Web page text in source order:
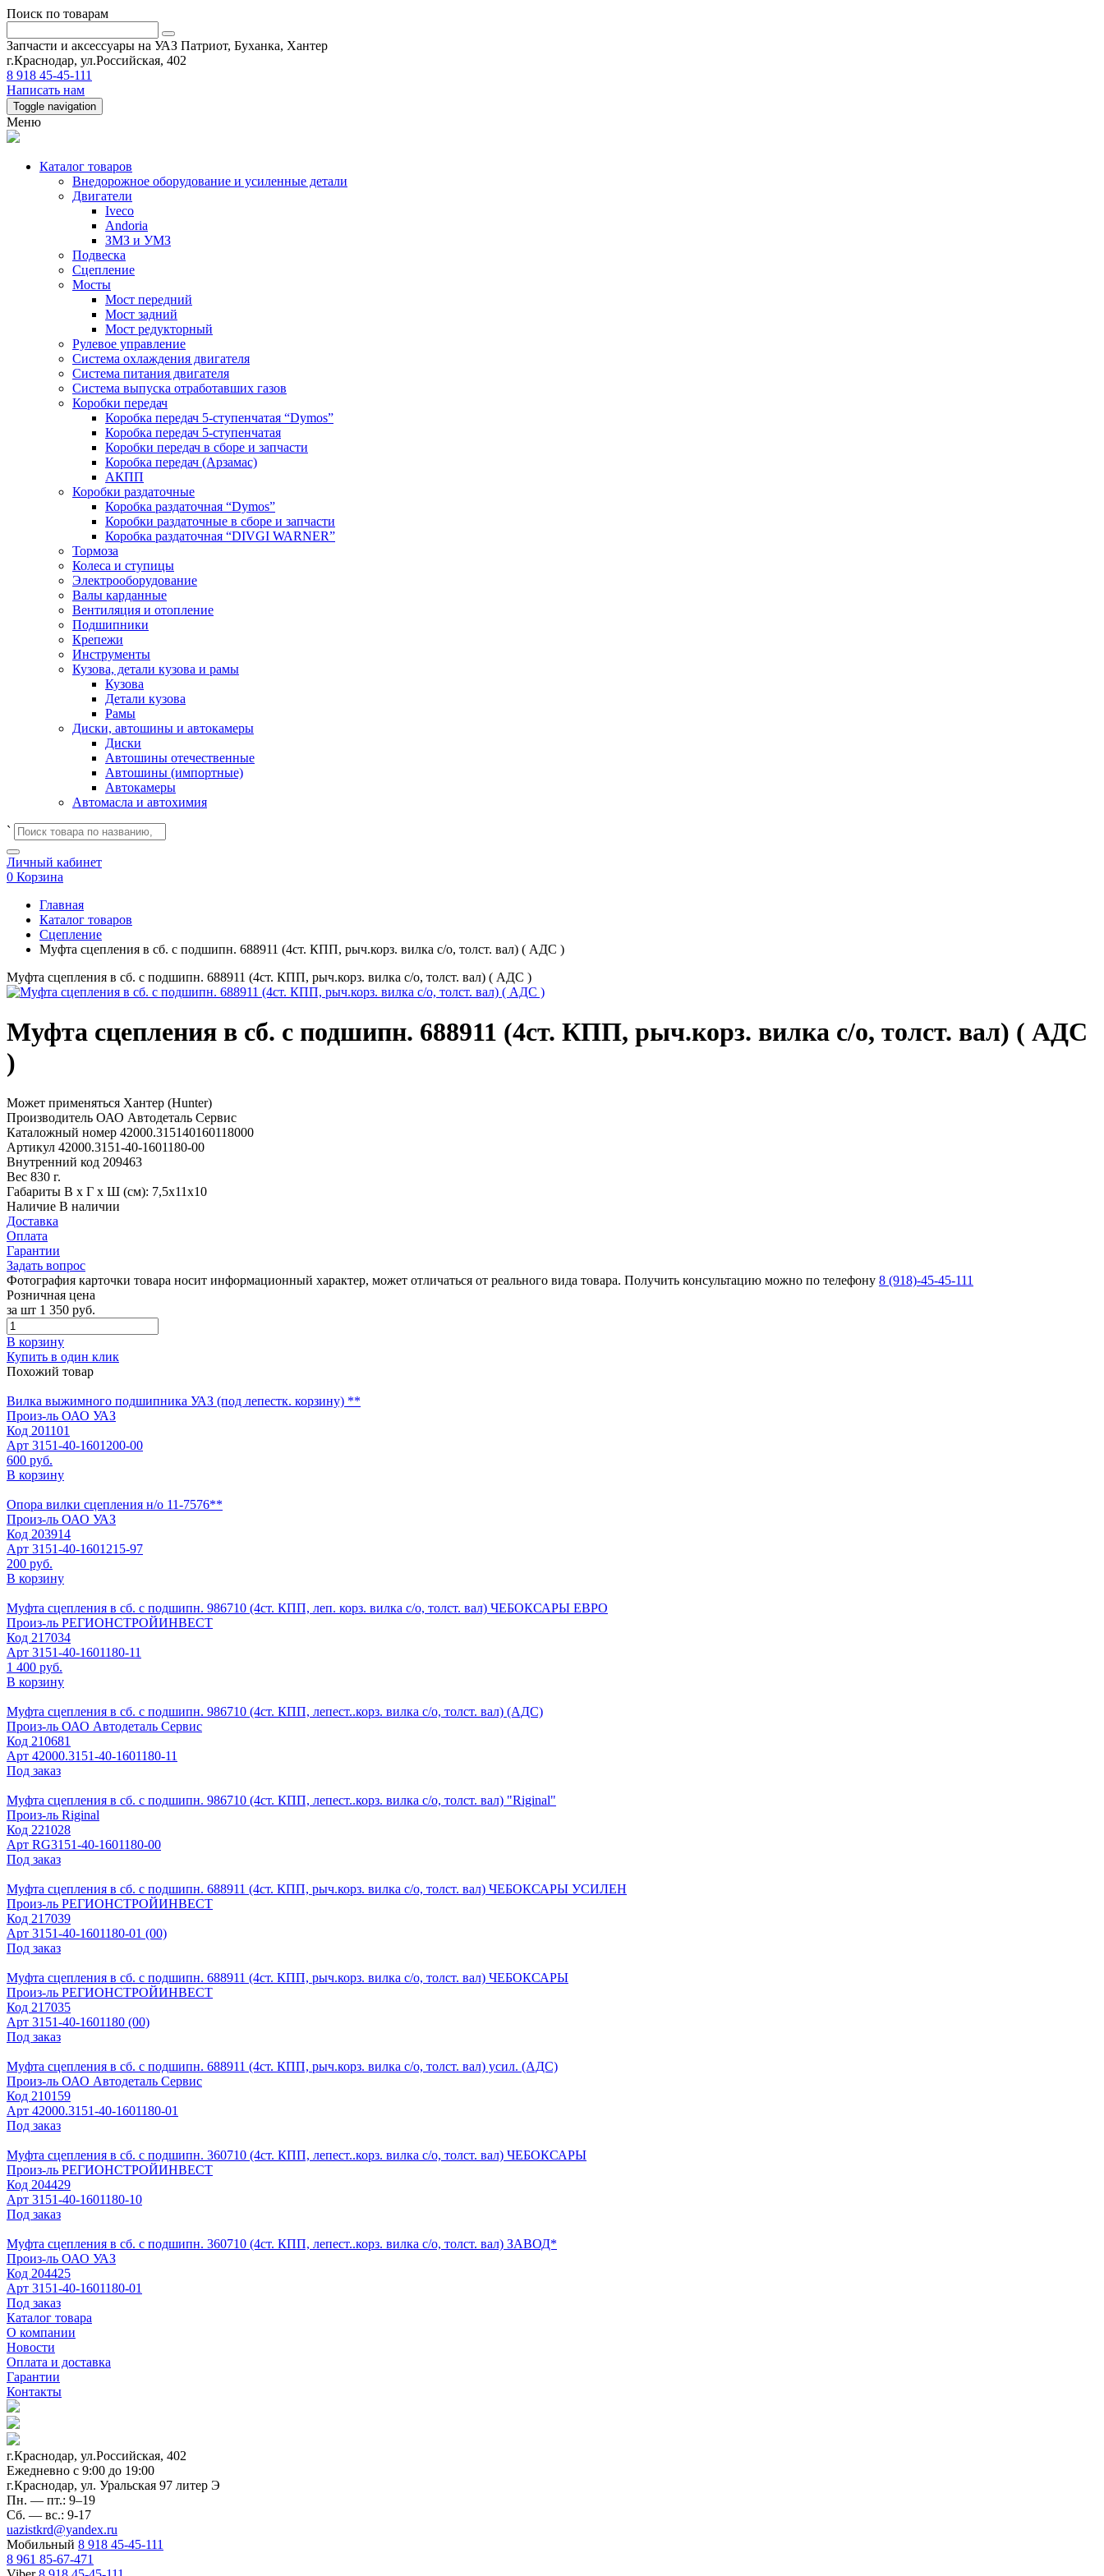
Поиск по товарам
Запчасти и аксессуары на УАЗ Патриот, Буханка, Хантер
г.Краснодар, ул.Российская, 402
8 918 45-45-111
Написать нам
Toggle navigation
Меню
Каталог товаров
Внедорожное оборудование и усиленные детали
Двигатели
Iveco
Andoria
ЗМЗ и УМЗ
Подвеска
Сцепление
Мосты
Мост передний
Мост задний
Мост редукторный
Рулевое управление
Система охлаждения двигателя
Система питания двигателя
Система выпуска отработавших газов
Коробки передач
Коробка передач 5-ступенчатая “Dymos”
Коробка передач 5-ступенчатая
Коробки передач в сборе и запчасти
Коробка передач (Арзамас)
АКПП
Коробки раздаточные
Коробка раздаточная “Dymos”
Коробки раздаточные в сборе и запчасти
Коробка раздаточная “DIVGI WARNER”
Тормоза
Колеса и ступицы
Электрооборудование
Валы карданные
Вентиляция и отопление
Подшипники
Крепежи
Инструменты
Кузова, детали кузова и рамы
Кузова
Детали кузова
Рамы
Диски, автошины и автокамеры
Диски
Автошины отечественные
Автошины (импортные)
Автокамеры
Автомасла и автохимия
`
Личный кабинет
0 Корзина
Главная
Каталог товаров
Сцепление
Муфта сцепления в сб. с подшипн. 688911 (4ст. КПП, рыч.корз. вилка с/о, толст. вал) ( АДС )
Муфта сцепления в сб. с подшипн. 688911 (4ст. КПП, рыч.корз. вилка с/о, толст. вал) ( АДС )
Муфта сцепления в сб. с подшипн. 688911 (4ст. КПП, рыч.корз. вилка с/о, толст. вал) ( АДС
)
Может применяться Хантер (Hunter)
Производитель ОАО Автодеталь Сервис
Каталожный номер 42000.315140160118000
Артикул 42000.3151-40-1601180-00
Внутренний код 209463
Вес 830 г.
Габариты В х Г х Ш (см): 7,5х11х10
Наличие В наличии
Доставка
Оплата
Гарантии
Задать вопрос
Фотография карточки товара носит информационный характер, может отличаться от реального вида товара. Получить консультацию можно по телефону 8 (918)-45-45-111
Розничная цена
за шт 1 350 руб.
В корзину
Купить в один клик
Похожий товар
Вилка выжимного подшипника УАЗ (под лепестк. корзину) **
Произ-ль ОАО УАЗ
Код 201101
Арт 3151-40-1601200-00
600 руб.
В корзину
Опора вилки сцепления н/о 11-7576**
Произ-ль ОАО УАЗ
Код 203914
Арт 3151-40-1601215-97
200 руб.
В корзину
Муфта сцепления в сб. с подшипн. 986710 (4ст. КПП, леп. корз. вилка с/о, толст. вал) ЧЕБОКСАРЫ ЕВРО
Произ-ль РЕГИОНСТРОЙИНВЕСТ
Код 217034
Арт 3151-40-1601180-11
1 400 руб.
В корзину
Муфта сцепления в сб. с подшипн. 986710 (4ст. КПП, лепест..корз. вилка с/о, толст. вал) (АДС)
Произ-ль ОАО Автодеталь Сервис
Код 210681
Арт 42000.3151-40-1601180-11
Под заказ
Муфта сцепления в сб. с подшипн. 986710 (4ст. КПП, лепест..корз. вилка с/о, толст. вал) "Riginal"
Произ-ль Riginal
Код 221028
Арт RG3151-40-1601180-00
Под заказ
Муфта сцепления в сб. с подшипн. 688911 (4ст. КПП, рыч.корз. вилка с/о, толст. вал) ЧЕБОКСАРЫ УСИЛЕН
Произ-ль РЕГИОНСТРОЙИНВЕСТ
Код 217039
Арт 3151-40-1601180-01 (00)
Под заказ
Муфта сцепления в сб. с подшипн. 688911 (4ст. КПП, рыч.корз. вилка с/о, толст. вал) ЧЕБОКСАРЫ
Произ-ль РЕГИОНСТРОЙИНВЕСТ
Код 217035
Арт 3151-40-1601180 (00)
Под заказ
Муфта сцепления в сб. с подшипн. 688911 (4ст. КПП, рыч.корз. вилка с/о, толст. вал) усил. (АДС)
Произ-ль ОАО Автодеталь Сервис
Код 210159
Арт 42000.3151-40-1601180-01
Под заказ
Муфта сцепления в сб. с подшипн. 360710 (4ст. КПП, лепест..корз. вилка с/о, толст. вал) ЧЕБОКСАРЫ
Произ-ль РЕГИОНСТРОЙИНВЕСТ
Код 204429
Арт 3151-40-1601180-10
Под заказ
Муфта сцепления в сб. с подшипн. 360710 (4ст. КПП, лепест..корз. вилка с/о, толст. вал) ЗАВОД*
Произ-ль ОАО УАЗ
Код 204425
Арт 3151-40-1601180-01
Под заказ
Каталог товара
О компании
Новости
Оплата и доставка
Гарантии
Контакты
г.Краснодар, ул.Российская, 402
Ежедневно c 9:00 до 19:00
г.Краснодар, ул. Уральская 97 литер Э
Пн. — пт.: 9–19
Сб. — вс.: 9-17
uazistkrd@yandex.ru
Мобильный 8 918 45-45-111
8 961 85-67-471